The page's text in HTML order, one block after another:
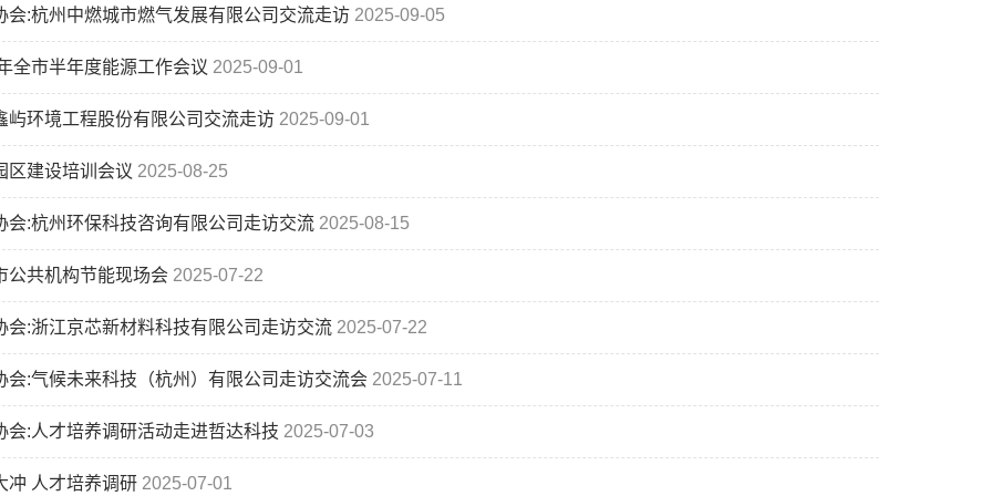
会:杭州中燃城市燃气发展有限公司交流走访2025-09-05
全市半年度能源工作会议 2025-09-01
屿环境工程股份有限公司交流走访2025-09-01
区建设培训会议 2025-08-25
会:杭州环保科技咨询有限公司走访交流2025-08-15
公共机构节能现场会2025-07-22
会:浙江京芯新材料科技有限公司走访交流2025-07-22
会:气候未来科技（杭州）有限公司走访交流会2025-07-11
会:人才培养调研活动走进哲达科技 2025-07-03
冲 人才培养调研2025-07-01